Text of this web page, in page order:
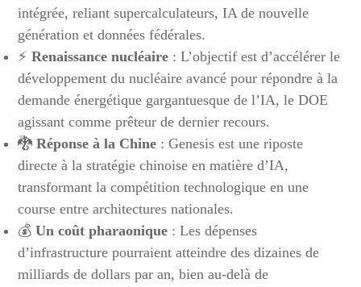
intégrée, reliant supercalculateurs, IA de nouvelle
génération et données fédérales.
⚡Renaissance nucléaire : L’objectif est d’accélérer le
développement du nucléaire avancé pour répondre à la
demande énergétique gargantuesque de l’IA, le DOE
agissant comme prêteur de dernier recours.
🐉Réponse à la Chine : Genesis est une riposte
directe à la stratégie chinoise en matière d’IA,
transformant la compétition technologique en une
course entre architectures nationales.
💰Un coût pharaonique : Les dépenses
d’infrastructure pourraient atteindre des dizaines de
milliards de dollars par an, bien au-delà de